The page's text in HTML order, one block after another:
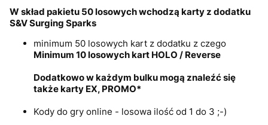
W skład pakietu 50 losowych wchodzą karty z dodatku
S&V Surging Sparks
minimum 50 losowych kart z dodatku z czego
Minimum 10 losowych kart HOLO / Reverse
Dodatkowo w każdym bulku mogą znaleźć się
także karty EX, PROMO*
Kody do gry online - losowa ilość od 1 do 3 ;-)